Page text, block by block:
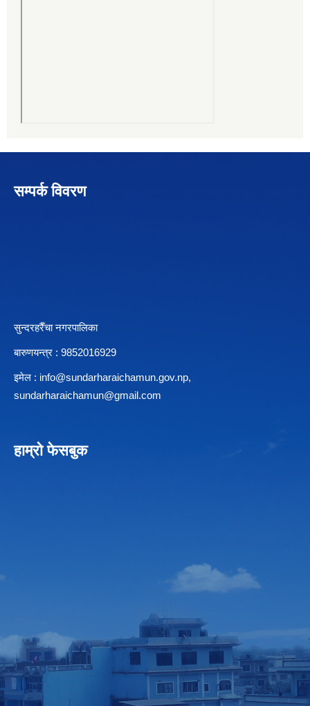
सम्पर्क विवरण
सुन्दरहरैँचा नगरपालिका
बारुणयन्त्र : 9852016929
इमेल : info@sundarharaichamun.gov.np,
sundarharaichamun@gmail.com
हाम्रो फेसबुक